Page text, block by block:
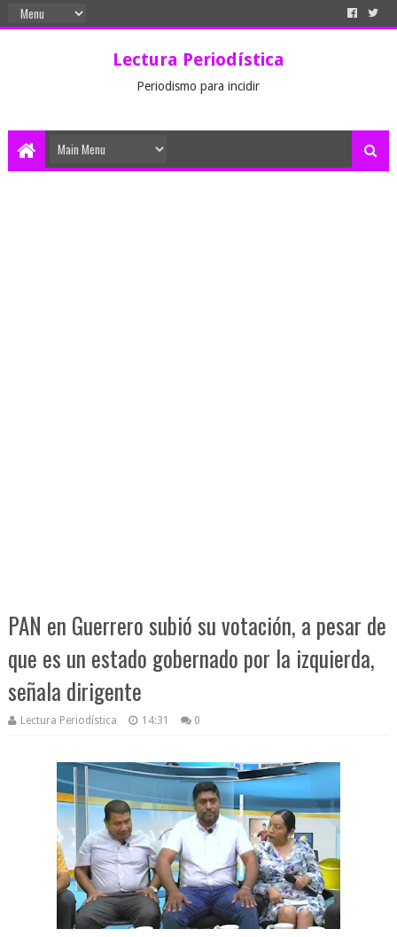
Lectura Periodística
Periodismo para incidir
PAN en Guerrero subió su votación, a pesar de
que es un estado gobernado por la izquierda,
señala dirigente
Lectura Periodística 14:31 0